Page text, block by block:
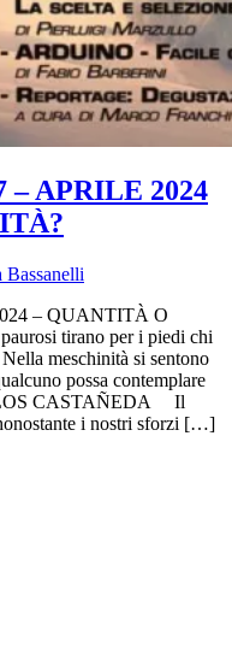
– APRILE 2024
Bassanelli
– QUANTITÀ O
tirano per i piedi chi
meschinità si sentono
possa contemplare
CASTAÑEDA Il
i nostri sforzi […]